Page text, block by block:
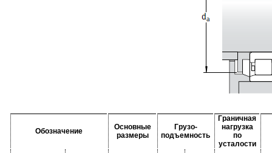
Обозначение
Основные
размеры
Грузо-
подъемность
Граничная
нагрузка
по
усталости